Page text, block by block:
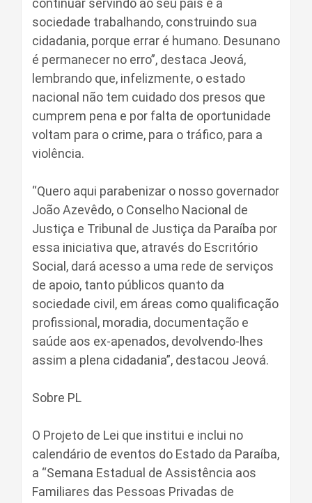
continuar servindo ao seu país e à
sociedade trabalhando, construindo sua
cidadania, porque errar é humano. Desunano
é permanecer no erro”, destaca Jeová,
lembrando que, infelizmente, o estado
nacional não tem cuidado dos presos que
cumprem pena e por falta de oportunidade
voltam para o crime, para o tráfico, para a
violência.
“Quero aqui parabenizar o nosso governador
João Azevêdo, o Conselho Nacional de
Justiça e Tribunal de Justiça da Paraíba por
essa iniciativa que, através do Escritório
Social, dará acesso a uma rede de serviços
de apoio, tanto públicos quanto da
sociedade civil, em áreas como qualificação
profissional, moradia, documentação e
saúde aos ex-apenados, devolvendo-lhes
assim a plena cidadania”, destacou Jeová.
Sobre PL
O Projeto de Lei que institui e inclui no
calendário de eventos do Estado da Paraíba,
a “Semana Estadual de Assistência aos
Familiares das Pessoas Privadas de